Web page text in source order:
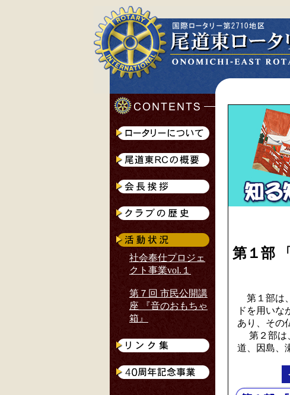
社会奉仕プロジェ
クト事業vol.１
第７回 市民公開講
座 『音のおもちゃ
箱』
第１部
第１部は
ドを用いな
あり、その
第２部は
道、因島、